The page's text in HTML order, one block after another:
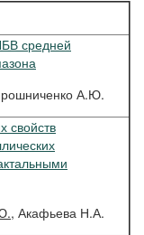
средней
А.Ю.
свойств
, Акафьева Н.А.